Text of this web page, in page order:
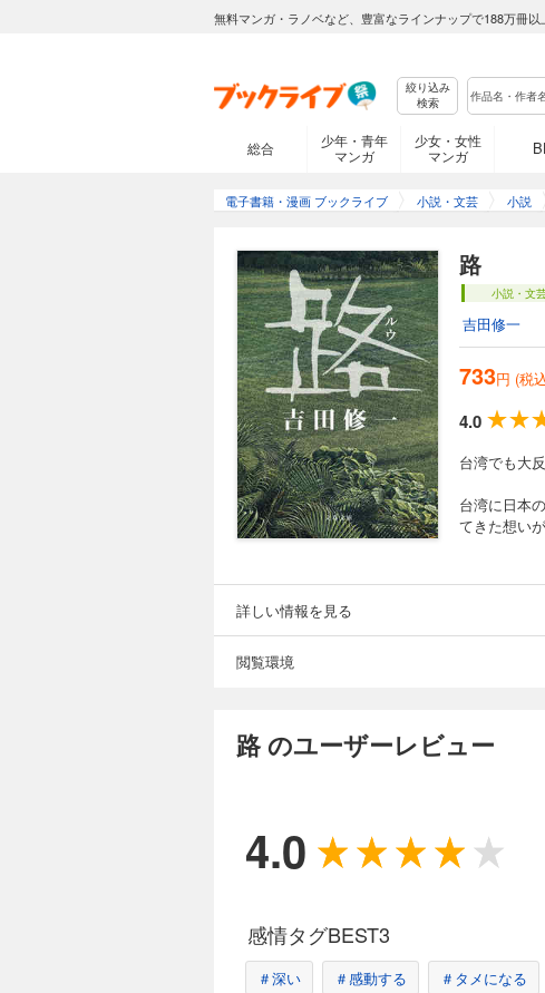
無料マンガ・ラノベなど、豊富なラインナップで188万冊以
絞り込み
検索
総合
少年・青年
マンガ
少女・女性
マンガ
電子書籍・漫画 ブックライブ 小説・文芸 小説
路
小説・文
吉田修一
733円 (税
4.0
台湾でも大
台湾に日本
てきた想い
詳しい情報を見る
閲覧環境
路 のユーザーレビュー
4.0
感情タグBEST3
＃深い ＃感動する ＃タメになる